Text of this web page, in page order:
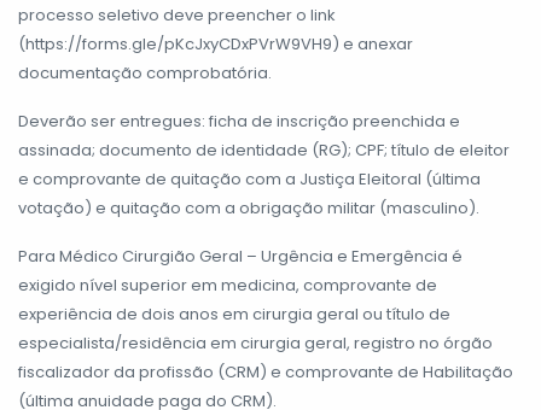
processo seletivo deve preencher o link
(https://forms.gle/pKcJxyCDxPVrW9VH9) e anexar
documentação comprobatória.
Deverão ser entregues: ficha de inscrição preenchida e
assinada; documento de identidade (RG); CPF; título de eleitor
e comprovante de quitação com a Justiça Eleitoral (última
votação) e quitação com a obrigação militar (masculino).
Para Médico Cirurgião Geral – Urgência e Emergência é
exigido nível superior em medicina, comprovante de
experiência de dois anos em cirurgia geral ou título de
especialista/residência em cirurgia geral, registro no órgão
fiscalizador da profissão (CRM) e comprovante de Habilitação
(última anuidade paga do CRM).